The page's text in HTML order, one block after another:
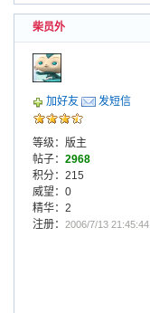
柴员外
加好友 发短信
等级：版主
帖子： 2968
积分：215
威望：0
精华：2
注册： 2006/7/13 21:45:44